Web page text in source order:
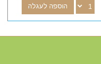
הוספה לעגלה